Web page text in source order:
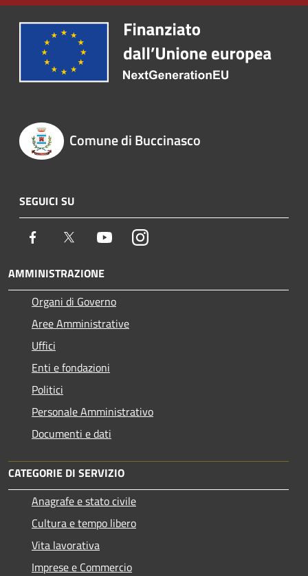
Comune di Buccinasco
SEGUICI SU
Facebook Twitter YoutubeInstagram
AMMINISTRAZIONE
Organi di Governo
Aree Amministrative
Uffici
Enti e fondazioni
Politici
Personale Amministrativo
Documenti e dati
CATEGORIE DI SERVIZIO
Anagrafe e stato civile
Cultura e tempo libero
Vita lavorativa
Imprese e Commercio